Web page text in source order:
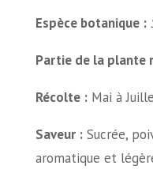
Espèce botanique :
Partie de la plante
Récolte :Mai à
Saveur :Sucrée,
aromatique et